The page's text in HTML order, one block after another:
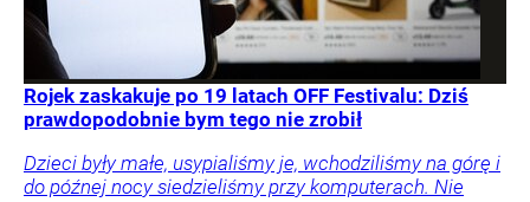
Rojek zaskakuje po 19 latach OFF Festivalu: Dziś
prawdopodobnie bym tego nie zrobił
Dzieci były małe, usypialiśmy je, wchodziliśmy na górę i
do późnej nocy siedzieliśmy przy komputerach. Nie